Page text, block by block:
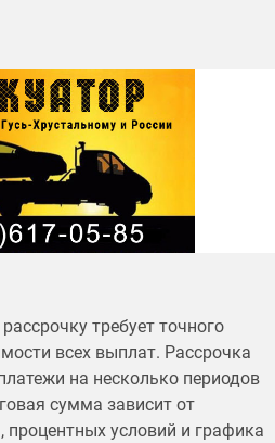
требует точного
всех выплат. Рассрочка
на несколько периодов
сумма зависит от
процентных условий и графика